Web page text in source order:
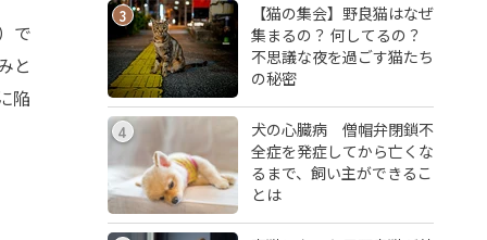
で
と
陥
3
【猫の集会】野良猫はなぜ
集まるの？ 何してるの？
不思議な夜を過ごす猫たち
の秘密
4
犬の心臓病 僧帽弁閉鎖不
全症を発症してから亡くな
るまで、飼い主ができるこ
とは